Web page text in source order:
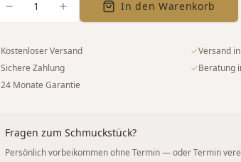
1 In den Warenkorb
Kostenloser Versand ✓Versand
Sichere Zahlung ✓Beratung
24 Monate Garantie
Fragen zum Schmuckstück?
Persönlich vorbeikommen ohne Termin — oder Termin